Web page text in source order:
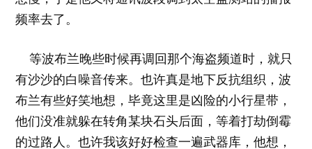
频率去了。
等波布兰晚些时候再调回那个海盗频道时，就只
有沙沙的白噪音传来。也许真是地下反抗组织，波
布兰有些好笑地想，毕竟这里是凶险的小行星带，
他们没准就躲在转角某块石头后面，等着打劫倒霉
的过路人。也许我该好好检查一遍武器库，他想，